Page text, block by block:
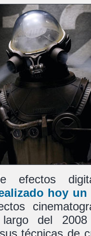
efectos
hoy
del
técnicas de